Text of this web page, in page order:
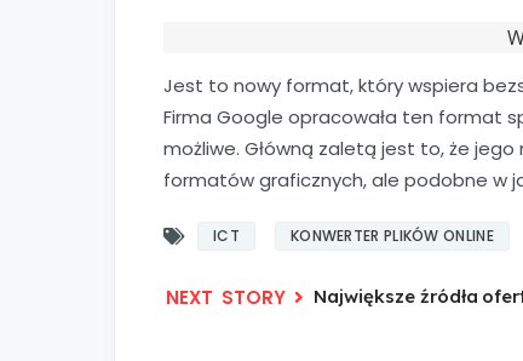
Jest to nowy format, który wspiera
Firma Google opracowała ten format
możliwe. Główną zaletą jest to, że
formatów graficznych, ale podobne w
ICT KONWERTER PLIKÓW ONLINE
Największe źródła